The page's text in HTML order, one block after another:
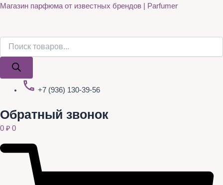
Перейти
Магазин парфюма от известных брендов | Parfumer
Поиск
+7 (936) 130-39-56
Обратный звонок
0 ₽ 0
Поиск
Quantity